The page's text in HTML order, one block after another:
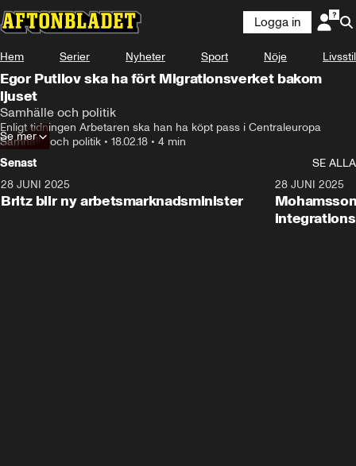
Logga in
Hem Serier Nyheter Sport Nöje Livsstil
Egor Putilov ska ha fört Migrationsverket bakom
ljuset
Samhälle och politik
Enligt tidningen Arbetaren ska han ha köpt pass i Centraleuropa
Samhälle och politik • 18.02.18 • 4 min
Se mer
Senast
SE ALLA
28 JUNI 2025
Britz blir ny arbetsmarknadsminister
28 JUNI 2025